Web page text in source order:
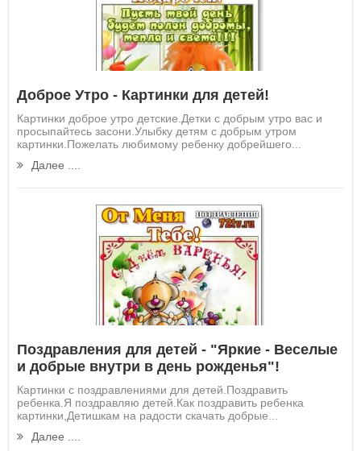
Доброе Утро - Картинки для детей!
Картинки доброе утро детские.Детки с добрым утро вас и
просыпайтесь засони.Улыбку детям с добрым утром
картинки.Пожелать любимому ребенку добрейшего...
Далее ....
Поздравления для детей - "Яркие - Веселые
и добрые внутри в день рожденья"!
Картинки с поздравлениями для детей.Поздравить
ребенка.Я поздравляю детей.Как поздравить ребенка
картинки,Детишкам на радости скачать добрые...
Далее ....